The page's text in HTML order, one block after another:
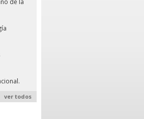
de la
ver todos